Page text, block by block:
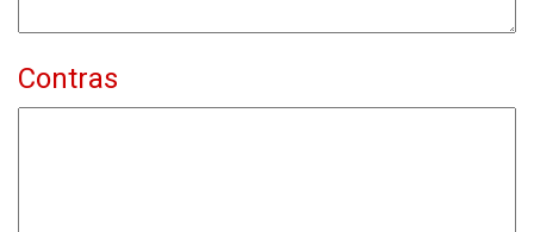
Contras